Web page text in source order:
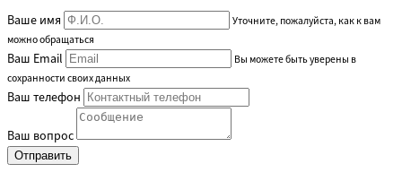
Ваше имя
Уточните, пожалуйста, как к вам
можно обращаться
Ваш Email
Вы можете быть уверены в
сохранности своих данных
Ваш телефон
Ваш вопрос